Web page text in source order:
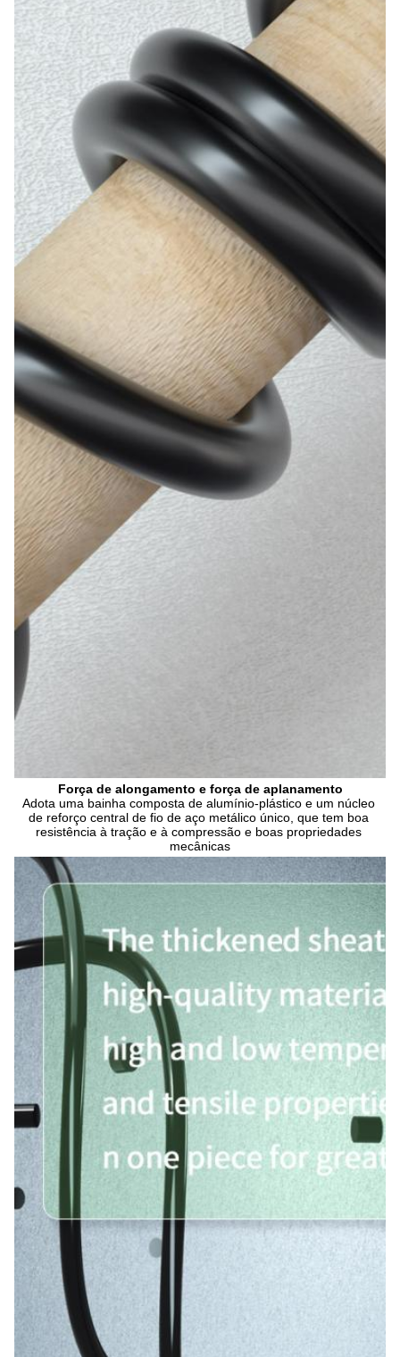
Força de alongamento e força de aplanamento
Adota uma bainha composta de alumínio-plástico e um núcleo
de reforço central de fio de aço metálico único, que tem boa
resistência à tração e à compressão e boas propriedades
mecânicas